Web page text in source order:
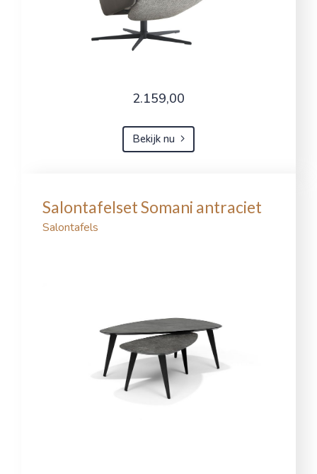
2.159,00
Bekijk nu
Salontafelset Somani antraciet
Salontafels